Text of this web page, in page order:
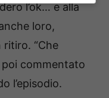
l’ok… e alla
loro,
ritiro. “Che
commentato
l’episodio.